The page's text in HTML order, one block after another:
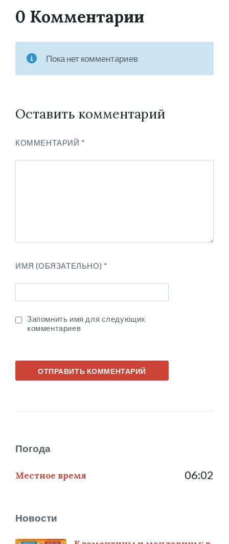
0 Комментарии
Пока нет комментариев
Оставить комментарий
КОММЕНТАРИЙ *
ИМЯ (ОБЯЗАТЕЛЬНО) *
Запомнить имя для следующих
комментариев
Погода
Местное время 06:02
Новости